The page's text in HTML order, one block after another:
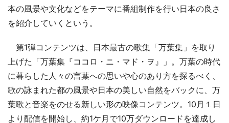
本の風景や文化などをテーマに番組制作を行い日本の良さ
を紹介していくという。
第1弾コンテンツは、日本最古の歌集「万葉集」を取り
上げた「万葉集『ココロ・ニ・マド・ヲ』」。万葉の時代
に暮らした人々の言葉への思いや心のあり方を探るべく、
歌の詠まれた都の風景や日本の美しい自然をバックに、万
葉歌と音楽をのせる新しい形の映像コンテンツ。10月１日
より配信を開始し、約1ケ月で10万ダウンロードを達成し